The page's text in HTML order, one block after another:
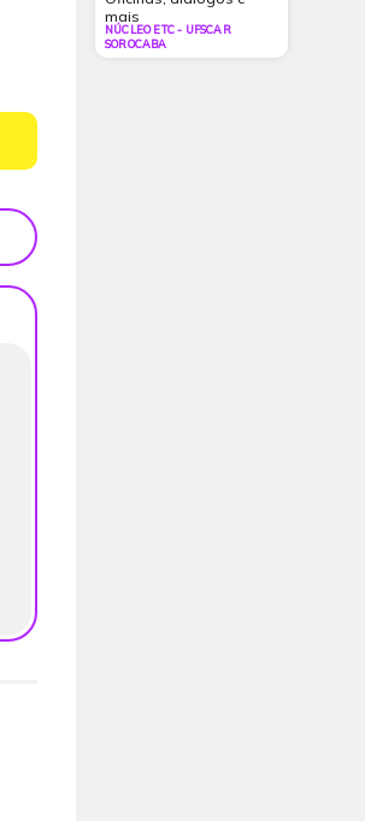
mais
NÚCLEO ETC - UFSCAR
SOROCABA